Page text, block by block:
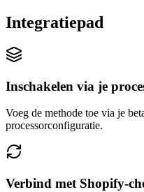
Integratiepad
Inschakelen via je
Voeg de methode toe via je
processorconfiguratie.
Verbind met Shopify-